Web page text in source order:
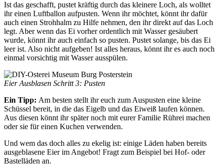
Ist das geschafft, pustet kräftig durch das kleinere Loch, als wolltet
ihr einen Luftballon aufpusten. Wenn ihr möchtet, könnt ihr dafür
auch einen Strohhalm zu Hilfe nehmen, den ihr direkt auf das Loch
legt. Aber wenn das Ei vorher ordentlich mit Wasser gesäubert
wurde, könnt ihr auch einfach so pusten. Pustet solange, bis das Ei
leer ist. Also nicht aufgeben! Ist alles heraus, könnt ihr es auch noch
einmal vorsichtig mit Wasser ausspülen.
Eier Ausblasen Schritt 3: Pusten
Ein Tipp: Am besten stellt ihr euch zum Auspusten eine kleine
Schüssel bereit, in die das Eigelb und das Eiweiß laufen können.
Aus diesen könnt ihr später noch mit eurer Familie Rührei machen
oder sie für einen Kuchen verwenden.
Und wem das doch alles zu ekelig ist: einige Läden haben bereits
ausgeblasene Eier im Angebot! Fragt zum Beispiel bei Hof- oder
Bastelläden an.